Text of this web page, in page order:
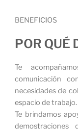
BENEFICIOS
POR QUÉ
Te
comunicación
necesidades de
espacio de trabajo.
Te brindamos
demostraciones